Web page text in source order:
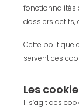
fonctionnalités
dossiers actifs,
Cette politique
servent ces
Les
Il s’agit des